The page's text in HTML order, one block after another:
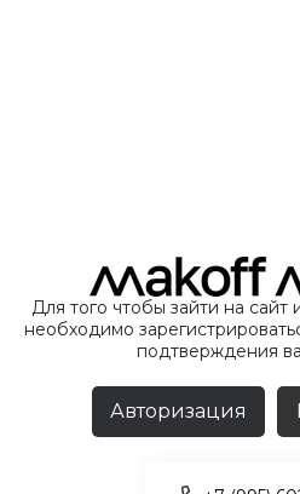
Для того чтобы зайти на
необходимо
подтверждения
Авторизация